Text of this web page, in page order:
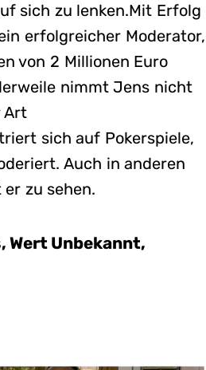
sich zu lenken.Mit Erfolg
erfolgreicher Moderator,
von 2 Millionen Euro
nimmt Jens nicht
Art
sich auf Pokerspiele,
Auch in anderen
zu sehen.
Wert Unbekannt,